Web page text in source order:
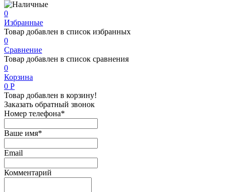
0
Избранные
Товар добавлен в список избранных
0
Сравнение
Товар добавлен в список сравнения
0
Корзина
0 Р
Товар добавлен в корзину!
Заказать обратный звонок
Номер телефона*
Ваше имя*
Email
Комментарий